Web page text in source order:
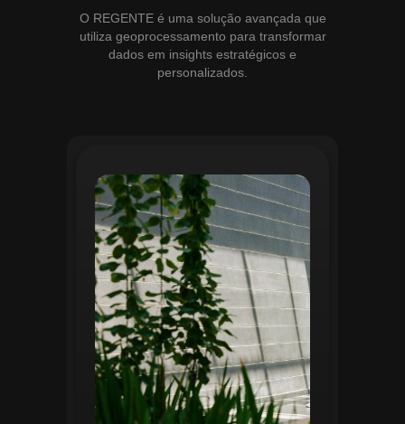
O REGENTE é uma solução avançada que
utiliza geoprocessamento para transformar
dados em insights estratégicos e
personalizados.
O módulo de Gestão de Áreas Verdes do
Regente aplica tecnologias avançadas de
geoprocessamento para mapear e
monitorar espaços verdes, registrando
localização, tipo de vegetação e estado
de conservação. Ele organiza fluxos de
manutenção e garante que as atividades
sejam realizadas de forma eficiente e
programada. Relatórios analíticos ajudam
a avaliar ações realizadas, promovendo a
sustentabilidade e o uso estratégico do
espaço urbano.